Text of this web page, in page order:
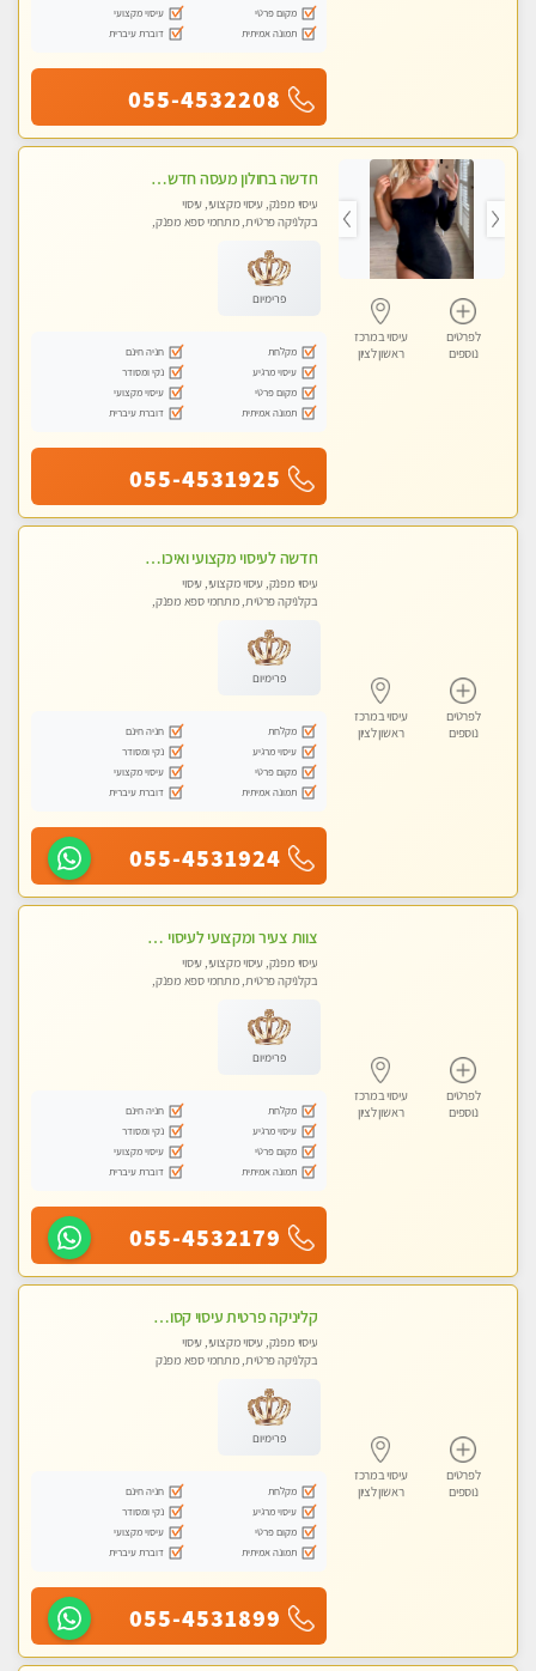
מקום פרטי
עיסוי מקצועי
תמונה אמיתית
דוברת עיברית
055-4532208
לפרטים
נוספים
עיסוי במרכז
ראשון לציון
חדשה בחולון מעסה חדשה בחולון איכותית למאסז מקצועי ומפנק לכל שרירי הגוף עיסוי מכל הלב
עיסוי מפנק, עיסוי מקצועי, עיסוי
בקלניקה פרטית, מתחמי ספא מפנק,
פרימיום
מקלחת
חניה חינם
עיסוי מרגיע
נקי ומסודר
מקום פרטי
עיסוי מקצועי
תמונה אמיתית
דוברת עיברית
055-4531925
לפרטים
נוספים
עיסוי במרכז
ראשון לציון
חדשה לעיסוי מקצועי ואיכותי מומלץ מאוד!! ממתינה לך שתגיע בוא ותבין מזה עיסוי מפנק …
עיסוי מפנק, עיסוי מקצועי, עיסוי
בקלניקה פרטית, מתחמי ספא מפנק,
פרימיום
מקלחת
חניה חינם
עיסוי מרגיע
נקי ומסודר
מקום פרטי
עיסוי מקצועי
תמונה אמיתית
דוברת עיברית
055-4531924
לפרטים
נוספים
עיסוי במרכז
ראשון לציון
צוות צעיר ומקצועי לעיסוי VIP בקליניקה מפוארת באווירה חמה ונעימה מומלץ ביותר! חוויה מפנקת מאוד ... ללא מין !!
עיסוי מפנק, עיסוי מקצועי, עיסוי
בקלניקה פרטית, מתחמי ספא מפנק,
פרימיום
מקלחת
חניה חינם
עיסוי מרגיע
נקי ומסודר
מקום פרטי
עיסוי מקצועי
תמונה אמיתית
דוברת עיברית
055-4532179
לפרטים
נוספים
עיסוי במרכז
ראשון לציון
קליניקה פרטית עיסוי קסום איכותי ומרגיע מידי זהב עיסוי שבדי קלאסי ורפלקסולוגיה שרות מקצועי טל-052-4818650
עיסוי מפנק, עיסוי מקצועי, עיסוי
בקלניקה פרטית, מתחמי ספא מפנק
פרימיום
מקלחת
חניה חינם
עיסוי מרגיע
נקי ומסודר
מקום פרטי
עיסוי מקצועי
תמונה אמיתית
דוברת עיברית
055-4531899